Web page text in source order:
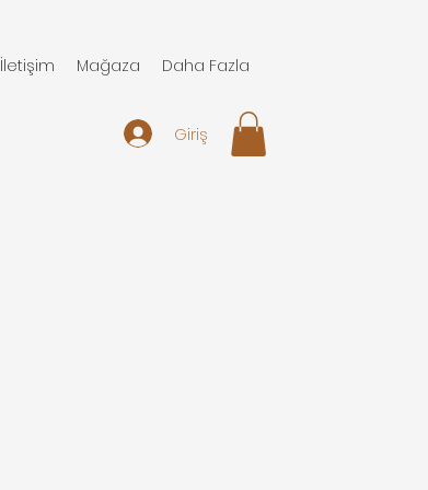
İletişim Mağaza Daha Fazla
Giriş